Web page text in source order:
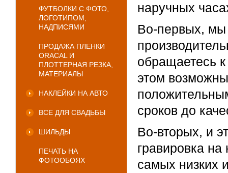
ФУТБОЛКИ С ФОТО,
ЛОГОТИПОМ,
НАДПИСЯМИ
ПРОДАЖА ПЛЕНКИ
ORACAL И
ПЛОТТЕРНАЯ РЕЗКА,
МАТЕРИАЛЫ
НАКЛЕЙКИ НА АВТО
ВСЕ ДЛЯ СВАДЬБЫ
ШИЛЬДЫ
ПЕЧАТЬ НА
ФОТООБОЯХ
наручных
Во-первых, мы
обращаетесь
этом
сроков до
Во-вторых, и
гравировка
самых низких